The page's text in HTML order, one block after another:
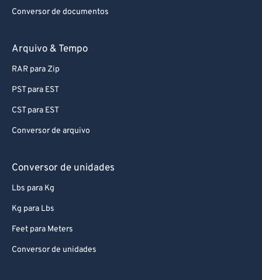
Conversor de documentos
Arquivo & Tempo
RAR para Zip
PST para EST
CST para EST
Conversor de arquivo
Conversor de unidades
Lbs para Kg
Kg para Lbs
Feet para Meters
Conversor de unidades